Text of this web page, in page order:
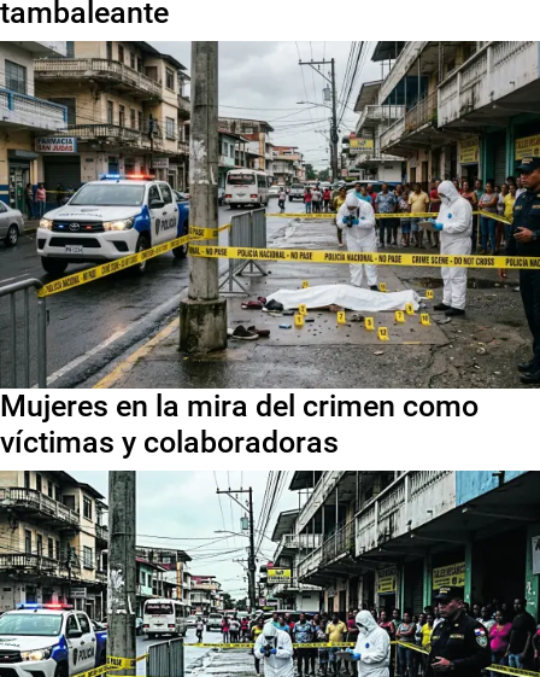
tambaleante
Mujeres en la mira del crimen como
víctimas y colaboradoras